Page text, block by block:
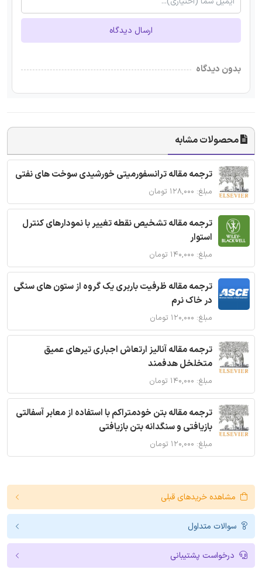
ارسال دیدگاه
بدون دیدگاه
محصولات مشابه
ترجمه مقاله ترانسفورمیتی خورشیدی سوخت های نفتی
مبلغ: ۱۲۸,۰۰۰ تومان
ترجمه مقاله تشخیص نقطه تغییر با نمودارهای کنترل
استوار
مبلغ: ۱۴۰,۰۰۰ تومان
ترجمه مقاله ظرفیت باربری یک گروه از ستون های سنگی
در خاک نرم
مبلغ: ۱۲۰,۰۰۰ تومان
ترجمه مقاله آنالیز ارتعاش اجباری تیرهای عمیق
متخلخل هدفمند
مبلغ: ۱۴۰,۰۰۰ تومان
ترجمه مقاله بتن خودمتراکم با استفاده از معابر آسفالتی
بازیافتی و سنگدانه بتن بازیافتی
مبلغ: ۱۲۰,۰۰۰ تومان
مشاهده خریدهای قبلی
سوالات متداول
درخواست پشتیبانی